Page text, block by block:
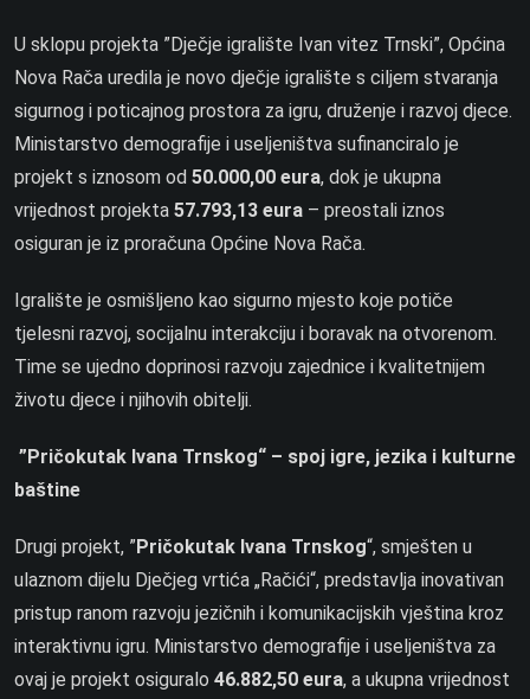
U sklopu projekta ”Dječje igralište Ivan vitez Trnski”, Općina
Nova Rača uredila je novo dječje igralište s ciljem stvaranja
sigurnog i poticajnog prostora za igru, druženje i razvoj djece.
Ministarstvo demografije i useljeništva sufinanciralo je
projekt s iznosom od 50.000,00 eura, dok je ukupna
vrijednost projekta 57.793,13 eura – preostali iznos
osiguran je iz proračuna Općine Nova Rača.
Igralište je osmišljeno kao sigurno mjesto koje potiče
tjelesni razvoj, socijalnu interakciju i boravak na otvorenom.
Time se ujedno doprinosi razvoju zajednice i kvalitetnijem
životu djece i njihovih obitelji.
”Pričokutak Ivana Trnskog“ – spoj igre, jezika i kulturne
baštine
Drugi projekt, ”Pričokutak Ivana Trnskog“, smješten u
ulaznom dijelu Dječjeg vrtića „Račići“, predstavlja inovativan
pristup ranom razvoju jezičnih i komunikacijskih vještina kroz
interaktivnu igru. Ministarstvo demografije i useljeništva za
ovaj je projekt osiguralo 46.882,50 eura, a ukupna vrijednost